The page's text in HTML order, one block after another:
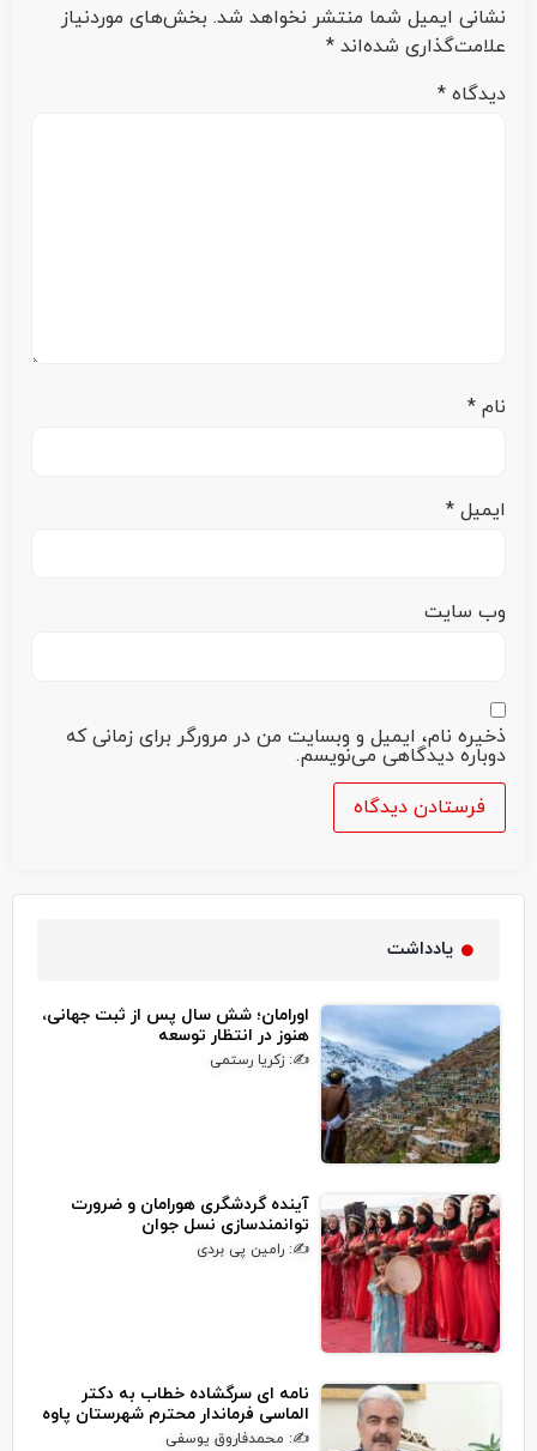
نشانی ایمیل شما منتشر نخواهد شد. بخش‌های موردنیاز
علامت‌گذاری شده‌اند *
دیدگاه *
نام *
ایمیل *
وب‌ سایت
ذخیره نام، ایمیل و وبسایت من در مرورگر برای زمانی که
دوباره دیدگاهی می‌نویسم.
یادداشت
اورامان؛ شش سال پس از ثبت جهانی،
هنوز در انتظار توسعه
✍: زکریا رستمی
آینده گردشگری هورامان و ضرورت
توانمندسازی نسل جوان
✍: رامین پی بردی
نامه ای سرگشاده خطاب به دکتر
الماسی فرماندار محترم شهرستان پاوه
✍: محمدفاروق یوسفی